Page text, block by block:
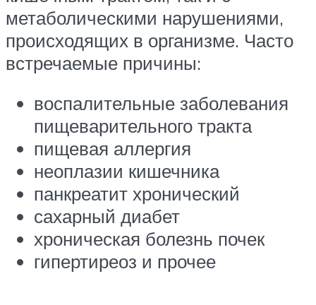
метаболическими нарушениями,
происходящих в организме. Часто
встречаемые причины:
воспалительные заболевания
пищеварительного тракта
пищевая аллергия
неоплазии кишечника
панкреатит хронический
сахарный диабет
хроническая болезнь почек
гипертиреоз и прочее